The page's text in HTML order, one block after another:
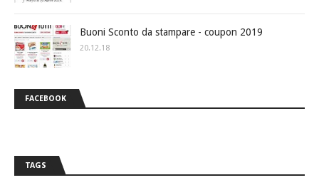
Buoni Sconto da stampare - coupon 2019
20.12.18
FACEBOOK
TAGS